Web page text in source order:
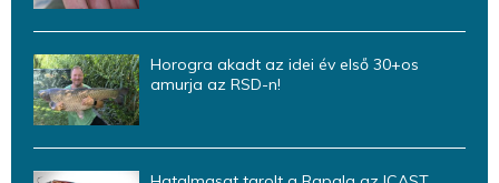
Horogra akadt az idei év első 30+os
amurja az RSD-n!